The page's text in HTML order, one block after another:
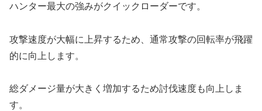
ハンター最大の強みがクイックローダーです。
攻撃速度が大幅に上昇するため、通常攻撃の回転率が飛躍
的に向上します。
総ダメージ量が大きく増加するため討伐速度も向上しま
す。